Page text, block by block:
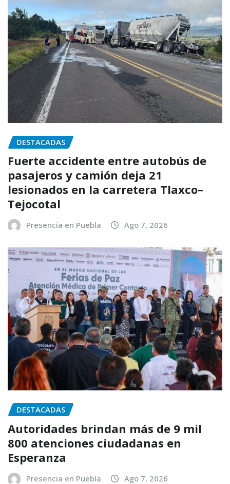
DESTACADAS
Fuerte accidente entre autobús de
pasajeros y camión deja 21
lesionados en la carretera Tlaxco–
Tejocotal
Presencia en Puebla Ago 7, 2026
DESTACADAS
Autoridades brindan más de 9 mil
800 atenciones ciudadanas en
Esperanza
Presencia en Puebla Ago 7, 2026